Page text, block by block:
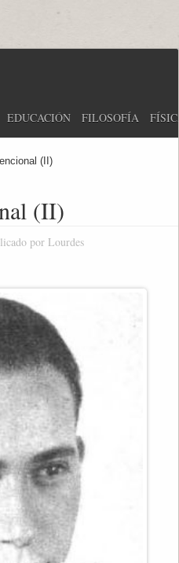
EDUCACIÓN FILOSOFÍA
(II)
(II)
por Lourdes